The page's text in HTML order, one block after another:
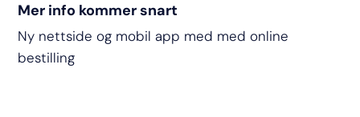
Mer info kommer snart
Ny nettside og mobil app med med online
bestilling